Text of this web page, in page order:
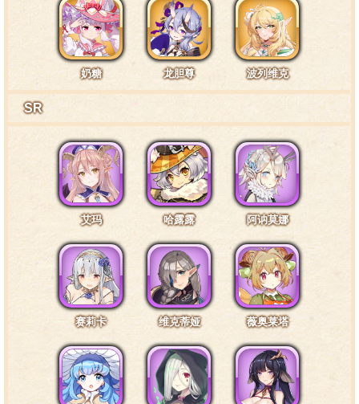
奶糖 龙胆尊 波列维克
SR
艾玛 哈露露 阿讷莫娜
赛莉卡 维克蒂娅 薇奥莱塔